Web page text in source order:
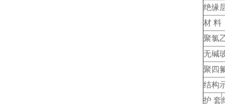
绝缘
材 料
聚氯
无碱
聚四
结构
护 套